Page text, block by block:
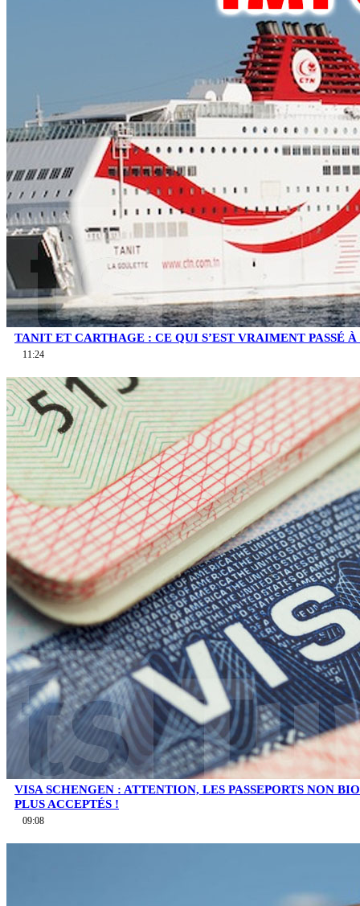
TANIT ET CARTHAGE : CE QUI S’EST VRAIMENT PASSÉ
11:24
VISA SCHENGEN : ATTENTION, LES PASSEPORTS NON
PLUS ACCEPTÉS !
09:08